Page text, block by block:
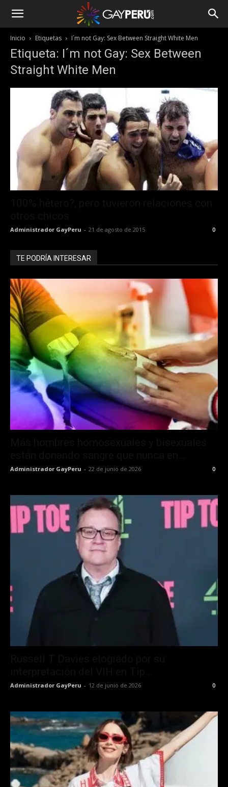
Inicio Etiquetas I´m not Gay: Sex Between Straight White Men
Etiqueta: I´m not Gay: Sex Between
Straight White Men
Administrador GayPeru - 21 de agosto de 2015 0
TE PODRÍA INTERESAR
Administrador GayPeru - 22 de junio de 2026 0
Administrador GayPeru - 12 de junio de 2026 0